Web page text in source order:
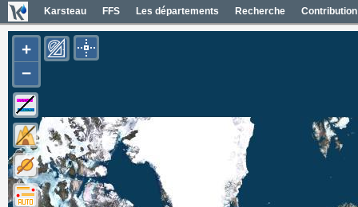
Karsteau FFS Les départements Recherche Contribution
+
−
Photos aériennes France
Mapas geol 1/50000 España
Mapas IGN España
Fotos aéreas España